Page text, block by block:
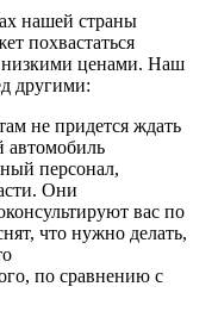
нашей страны
похвастаться
низкими ценами. Наш
другими:
не придется ждать
автомобиль
персонал,
Они
вас по
что нужно делать,
по сравнению с